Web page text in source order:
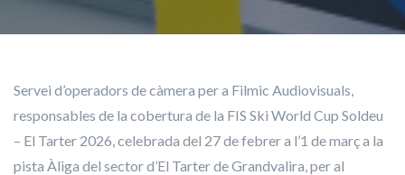
Servei d’operadors de càmera per a Filmic Audiovisuals,
responsables de la cobertura de la FIS Ski World Cup Soldeu
– El Tarter 2026, celebrada del 27 de febrer a l’1 de març a la
pista Àliga del sector d’El Tarter de Grandvalira, per al